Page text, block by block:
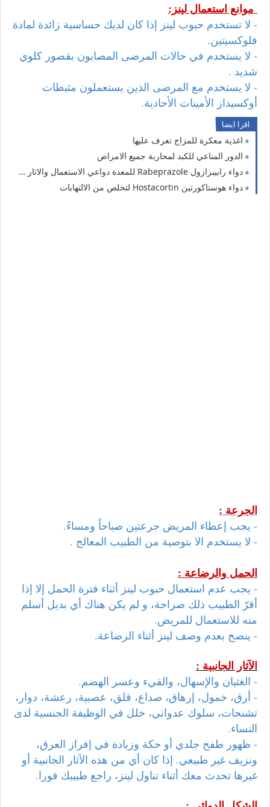
موانع استعمال لينز:
- لا تستخدم حبوب لينز إذا كان لديك حساسية زائدة لمادة
فلوكسيتين.
- لا يستخدم في حالات المرضى المصابون بقصور كلوي
شديد .
- لا يستخدم مع المرضى الذين يستعملون مثبطات
أوكسيداز الأمينات الأحادية.
اقرا ايضا
اغذية معكرة للمزاج تعرف عليها
الدور المناعي للكبد لمحاربة جميع الامراض
دواء رابيبرازول Rabeprazole للمعدة دواعي الاستعمال والاثار الجانبية
دواء هوستاكورتين Hostacortin لتخلص من الالتهابات
الجرعة :
- يجب إعطاء المريض جرعتين صباحاً ومساءً.
- لا يستخدم الا بتوصية من الطبيب المعالج .
الحمل والرضاعة :
- يجب عدم استعمال حبوب لينز أثناء فترة الحمل إلا إذا
أقرّ الطبيب ذلك صراحة، و لم يكن هناك أي بديل أسلم
منه للاستعمال للمريض.
- ينصح بعدم وصف لينز أثناء الرضاعة.
الآثار الجانبية :
- الغثيان والإسهال، والقيء وعسر الهضم.
- أرق، خمول، إرهاق، صداع، قلق، عصبية، رعشة، دوار،
تشنجات، سلوك عدواني، خلل في الوظيفة الجنسية لدى
النساء.
- ظهور طفح جلدي أو حكة وزيادة في إفراز العرق،
ونزيف غير طبيعي. إذا كان أي من هذه الآثار الجانبية أو
غيرها تحدث معك أثناء تناول لينز، راجع طبيبك فورا.